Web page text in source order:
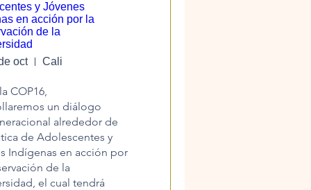
y Jóvenes
en acción por la
de la
oct
Cali
COP16,
un diálogo
alrededor de
de Adolescentes y
Indígenas en acción por
de la
el cual tendrá